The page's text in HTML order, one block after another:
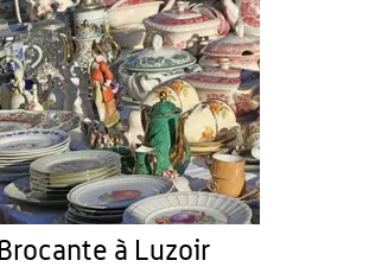
Brocante à Luzoir